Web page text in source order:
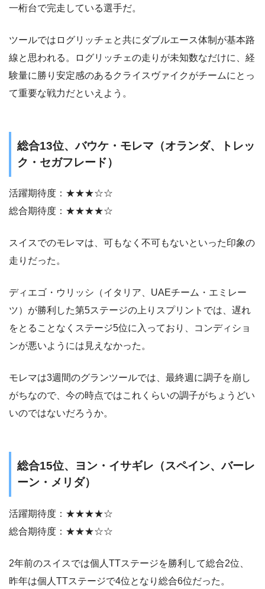
一桁台で完走している選手だ。
ツールではログリッチェと共にダブルエース体制が基本路
線と思われる。ログリッチェの走りが未知数なだけに、経
験量に勝り安定感のあるクライスヴァイクがチームにとっ
て重要な戦力だといえよう。
総合13位、バウケ・モレマ（オランダ、トレッ
ク・セガフレード）
活躍期待度：★★★☆☆
総合期待度：★★★★☆
スイスでのモレマは、可もなく不可もないといった印象の
走りだった。
ディエゴ・ウリッシ（イタリア、UAEチーム・エミレー
ツ）が勝利した第5ステージの上りスプリントでは、遅れ
をとることなくステージ5位に入っており、コンディショ
ンが悪いようには見えなかった。
モレマは3週間のグランツールでは、最終週に調子を崩し
がちなので、今の時点ではこれくらいの調子がちょうどい
いのではないだろうか。
総合15位、ヨン・イサギレ（スペイン、バーレ
ーン・メリダ）
活躍期待度：★★★★☆
総合期待度：★★★☆☆
2年前のスイスでは個人TTステージを勝利して総合2位、
昨年は個人TTステージで4位となり総合6位だった。